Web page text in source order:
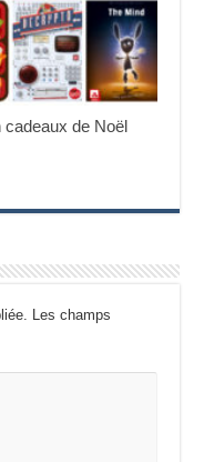
cadeaux de Noël
Les champs